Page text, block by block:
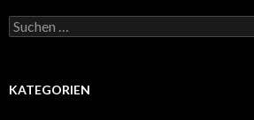
Suchen
nach:
KATEGORIEN